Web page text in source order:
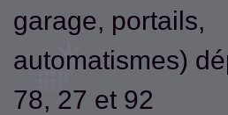
garage, portails,
automatismes)
78, 27 et 92